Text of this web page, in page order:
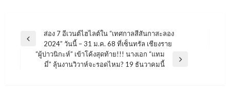
แนะแนว
เรื่อง
Previous
ส่อง 7 อีเวนต์ไฮไลต์ใน “เทศกาลสีสันกาสะลอง
2024” วันนี้ – 31 ม.ค. 68 ที่เซ็นทรัล เชียงราย
Next
“ผู้บ่าวนิกะห์” เข้าโค้งสุดท้าย!!! นางเอก “แทม
มี่” ลุ้นงานวิวาห์จะรอดไหม? 19 ธันวาคมนี้